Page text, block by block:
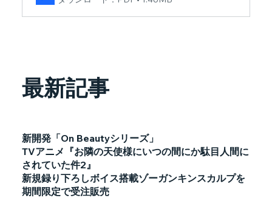
新開発「On Beautyシリーズ」
TVアニメ『お隣の天使様にいつの間にか駄目人間に
されていた件2』
新規録り下ろしボイス搭載ゾーガンキンスカルプを
期間限定で受注販売
最新記事